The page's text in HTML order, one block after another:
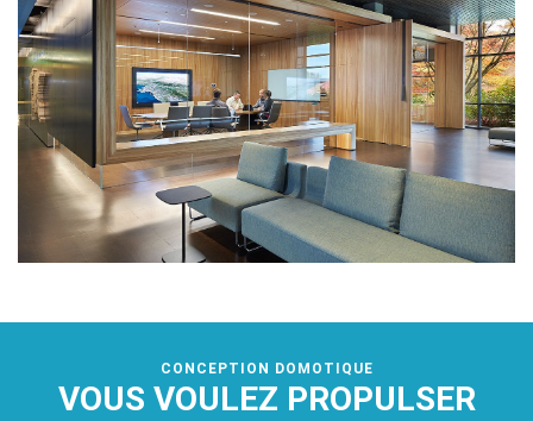
CONCEPTION DOMOTIQUE
VOUS VOULEZ PROPULSER